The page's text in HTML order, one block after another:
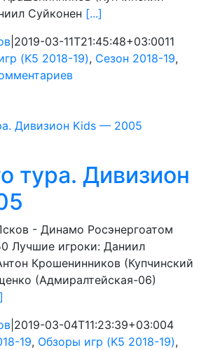
Суйконен [...]
2019-03-11T21:45:48+03:0011
(K5 2018-19), Сезон 2018-19,
Дивизион Kids — 2005
тура. Дивизион
- Динамо Росэнергоатом
Лучшие игроки: Даниил
Крошенинников (Купчинский
(Адмиралтейская-06)
2019-03-04T11:23:39+03:004
19, Обзоры игр (K5 2018-19),